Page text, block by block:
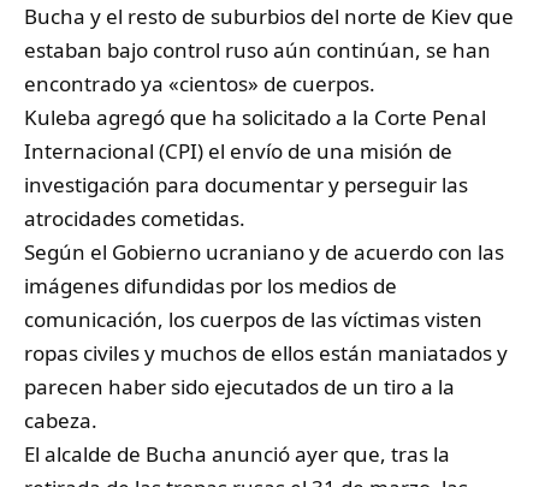
Bucha y el resto de suburbios del norte de Kiev que
estaban bajo control ruso aún continúan, se han
encontrado ya «cientos» de cuerpos.
Kuleba agregó que ha solicitado a la Corte Penal
Internacional (CPI) el envío de una misión de
investigación para documentar y perseguir las
atrocidades cometidas.
Según el Gobierno ucraniano y de acuerdo con las
imágenes difundidas por los medios de
comunicación, los cuerpos de las víctimas visten
ropas civiles y muchos de ellos están maniatados y
parecen haber sido ejecutados de un tiro a la
cabeza.
El alcalde de Bucha anunció ayer que, tras la